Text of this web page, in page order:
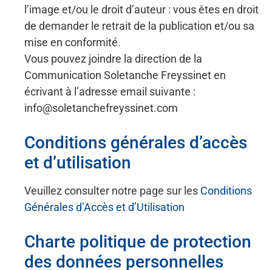
l’image et/ou le droit d’auteur : vous êtes en droit
de demander le retrait de la publication et/ou sa
mise en conformité.
Vous pouvez joindre la direction de la
Communication Soletanche Freyssinet en
écrivant à l’adresse email suivante :
info@soletanchefreyssinet.com
Conditions générales d’accès
et d’utilisation
Veuillez consulter notre page sur les Conditions
Générales d’Accès et d’Utilisation
Charte politique de protection
des données personnelles